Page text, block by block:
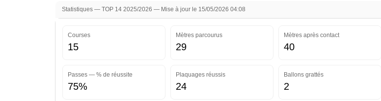
Statistiques — TOP 14 2025/2026 — Mise à jour le 15/05/2026 04:08
Courses
15
Mètres parcourus
29
Mètres après contact
40
Passes — % de réussite
75%
Plaquages réussis
24
Ballons grattés
2